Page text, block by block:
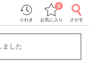
りれき お気に入り
0
さがす
ました